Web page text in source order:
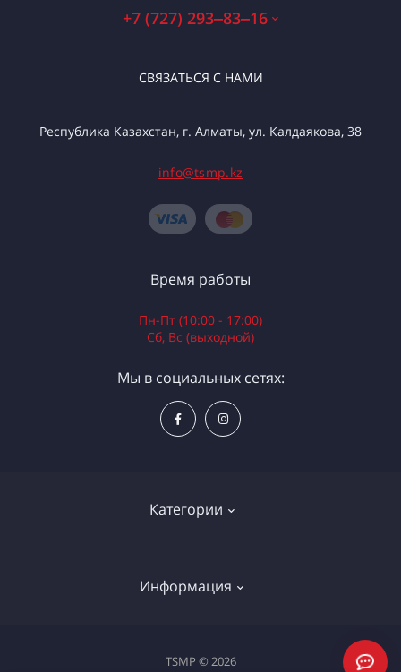
+7 (727) 293‒83‒16
СВЯЗАТЬСЯ С НАМИ
Республика Казахстан, г. Алматы, ул. Калдаякова, 38
info@tsmp.kz
Категории
Электроинструменты
Информация
Доставка и оплата
Время работы
Пн-Пт (10:00 - 17:00)
Сб, Вс (выходной)
Мы в социальных сетях:
TSMP © 2026